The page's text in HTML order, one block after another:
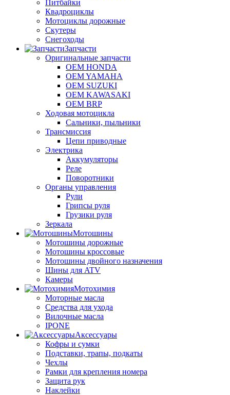
Питбайки
Квадроциклы
Мотоциклы дорожные
Скутеры
Снегоходы
Запчасти
Оригинальные запчасти
OEM HONDA
OEM YAMAHA
OEM SUZUKI
OEM KAWASAKI
OEM BRP
Ходовая мотоцикла
Сальники, пыльники
Трансмиссия
Цепи приводные
Электрика
Аккумуляторы
Реле
Поворотники
Органы управления
Рули
Грипсы руля
Грузики руля
Зеркала
Мотошины
Мотошины дорожные
Мотошины кроссовые
Мотошины двойного назначения
Шины для ATV
Камеры
Мотохимия
Моторные масла
Средства для ухода
Вилочные масла
IPONE
Аксессуары
Кофры и сумки
Подставки, трапы, подкаты
Чехлы
Рамки для крепления номера
Защита рук
Наклейки